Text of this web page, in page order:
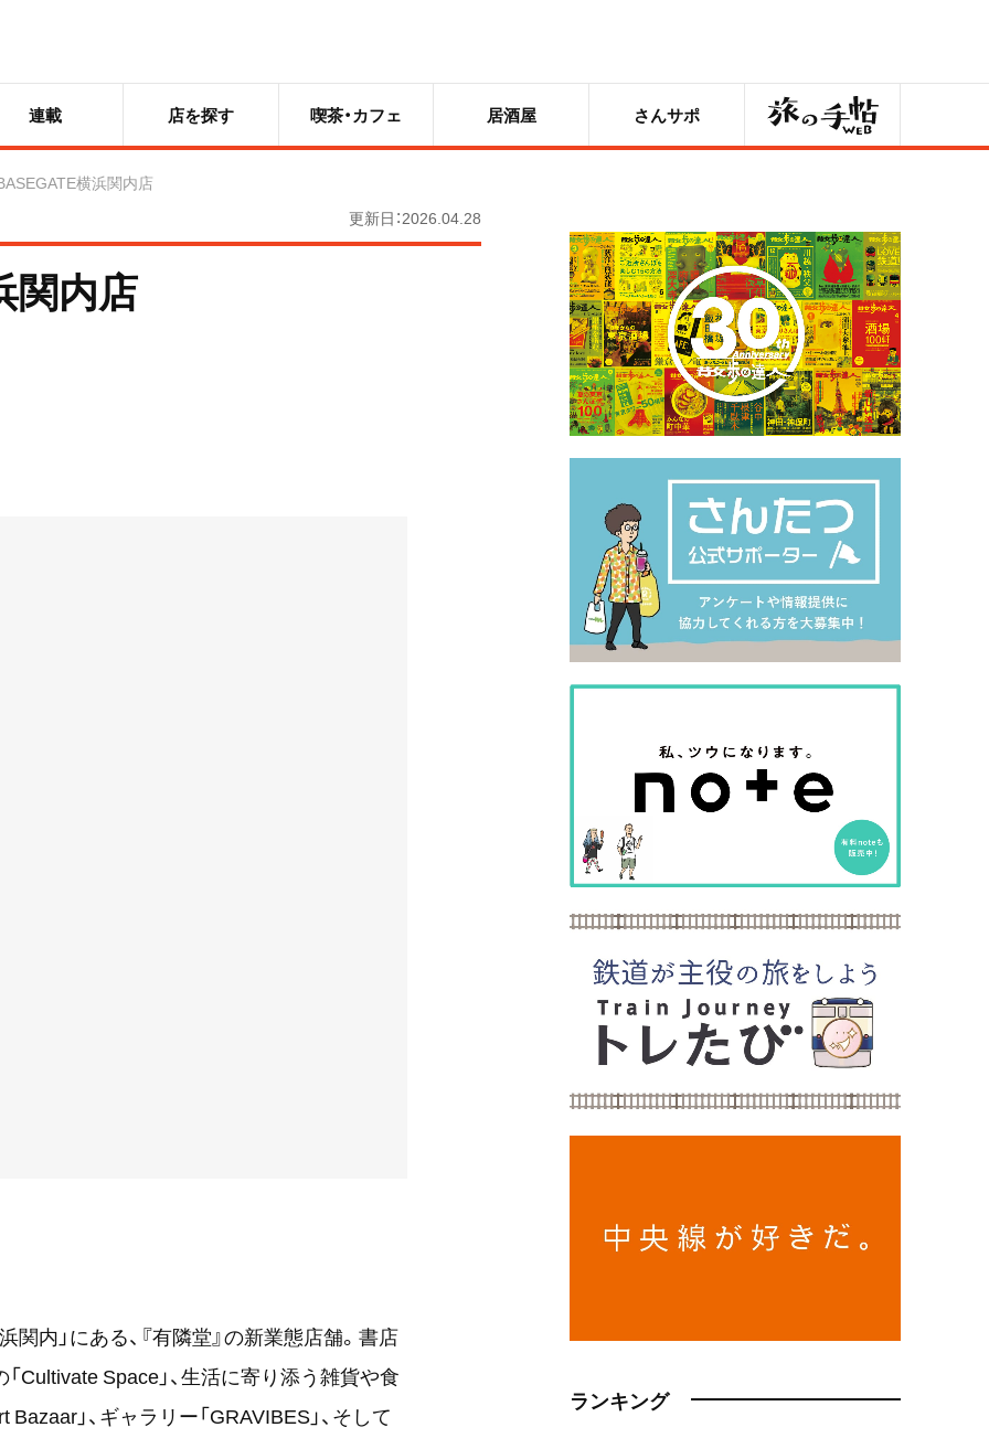
連載 店を探す 喫茶・カフェ 居酒屋 さんサポ 旅の手帖
横浜関内店
更新日：2026.04.28
関内店
内」にある、『有隣堂』の新業態店舗。書店
Cultivate Space」、生活に寄り添う雑貨や食
」、ギャラリー「GRAVIBES」、そして
ランキング